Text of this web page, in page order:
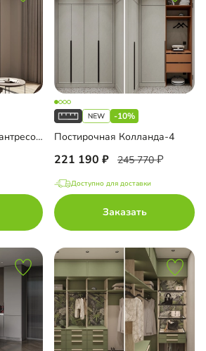
Витрина Капса-3С с антресолью
-10%
Постирочная Колланда-4
221 190 245 770
Доступно для доставки
Заказать